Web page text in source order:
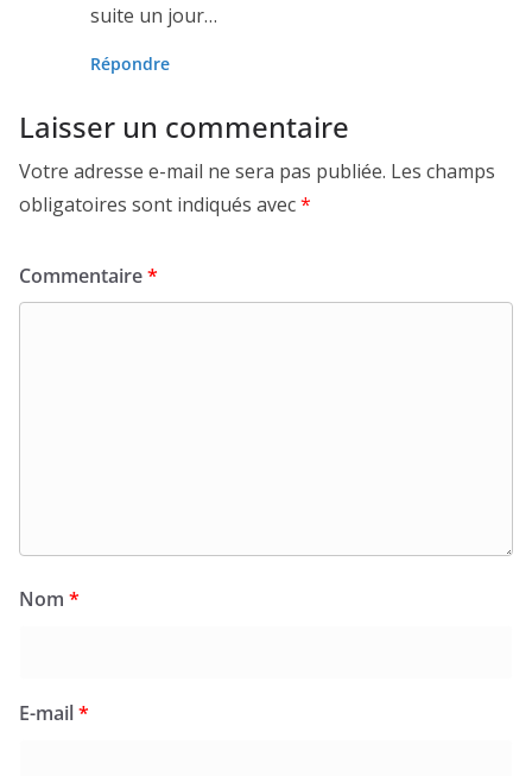
suite un jour…
Répondre
Laisser un commentaire
Votre adresse e-mail ne sera pas publiée. Les champs
obligatoires sont indiqués avec*
Commentaire*
Nom *
E-mail*